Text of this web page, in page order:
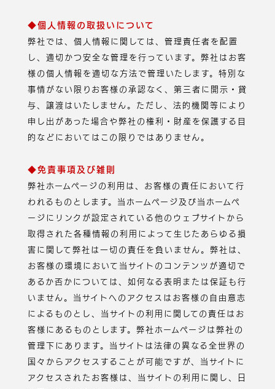
◆個人情報の取扱いについて
弊社では、個人情報に関しては、管理責任者を配置
し、適切かつ安全な管理を行っています。弊社はお客
様の個人情報を適切な方法で管理いたします。特別な
事情がない限りお客様の承認なく、第三者に開示・貸
与、譲渡はいたしません。ただし、法的機関等により
申し出があった場合や弊社の権利・財産を保護する目
的などにおいてはこの限りではありません。
◆免責事項及び雑則
弊社ホームページの利用は、お客様の責任において行
われるものとします。当ホームページ及び当ホームペ
ージにリンクが設定されている他のウェブサイトから
取得された各種情報の利用によって生じたあらゆる損
害に関して弊社は一切の責任を負いません。弊社は、
お客様の環境において当サイトのコンテンツが適切で
あるか否かについては、如何なる表明または保証も行
いません。当サイトへのアクセスはお客様の自由意志
によるものとし、当サイトの利用に関しての責任はお
客様にあるものとします。弊社ホームページは弊社の
管理下にあります。当サイトは法律の異なる全世界の
国々からアクセスすることが可能ですが、当サイトに
アクセスされたお客様は、当サイトの利用に関し、日